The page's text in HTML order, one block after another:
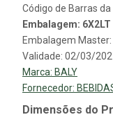
Código de Barras
Embalagem: 6X2LT
Embalagem Master:
Validade: 02/03/
Marca: BALY
Fornecedor:
Dimensões do